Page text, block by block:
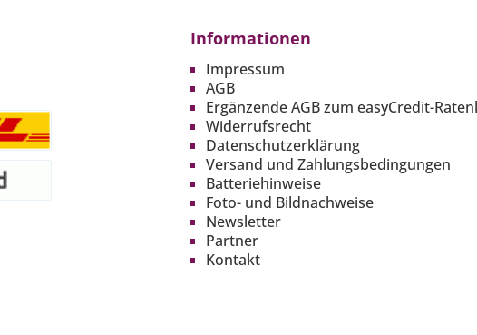
Informationen
Impressum
AGB
Ergänzende AGB zum easyCredit-
Widerrufsrecht
Datenschutzerklärung
Versand und Zahlungsbedingungen
Batteriehinweise
Foto- und Bildnachweise
Newsletter
Partner
Kontakt